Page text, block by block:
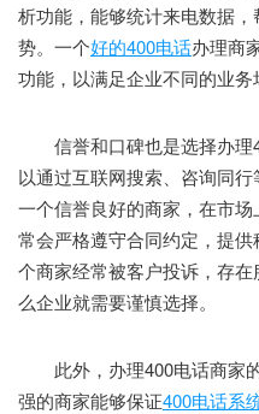
析功能，能够统计来电数据
势。一个好的400电话办理商
功能，以满足企业不同的业务
信誉和口碑也是选择办理
以通过互联网搜索、咨询同行
一个信誉良好的商家，在市
常会严格遵守合同约定，提
个商家经常被客户投诉，存
么企业就需要谨慎选择。
此外，办理400电话商家
强的商家能够保证400电话系